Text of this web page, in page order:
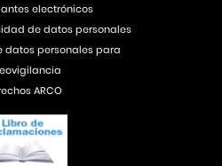
electrónicos
de datos personales
datos personales para
ARCO